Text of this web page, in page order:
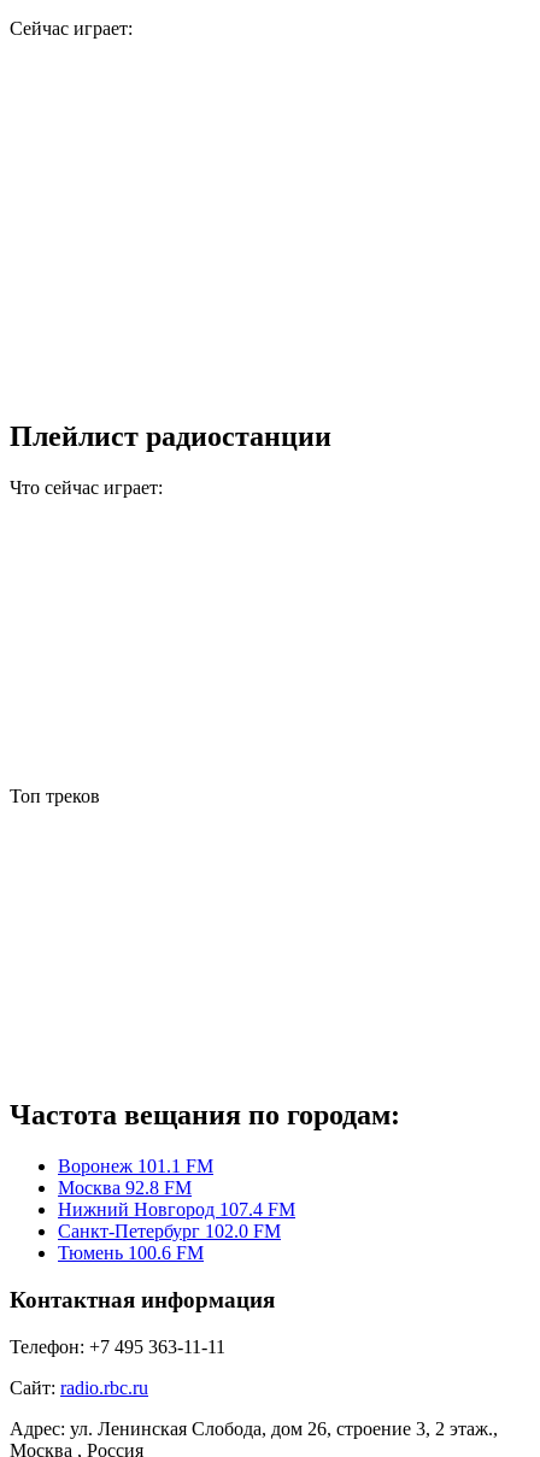
Сейчас играет:
Плейлист радиостанции
Что сейчас играет:
Топ треков
Частота вещания по городам:
Воронеж 101.1 FM
Москва 92.8 FM
Нижний Новгород 107.4 FM
Санкт-Петербург 102.0 FM
Тюмень 100.6 FM
Контактная информация
Телефон: +7 495 363-11-11
Сайт: radio.rbc.ru
Адрес: ул. Ленинская Слобода, дом 26, строение 3, 2 этаж.,
Москва , Россия